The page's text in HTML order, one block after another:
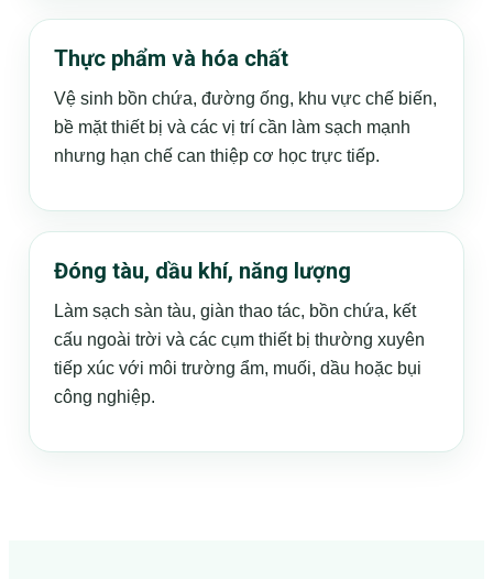
Thực phẩm và hóa chất
Vệ sinh bồn chứa, đường ống, khu vực chế biến,
bề mặt thiết bị và các vị trí cần làm sạch mạnh
nhưng hạn chế can thiệp cơ học trực tiếp.
Đóng tàu, dầu khí, năng lượng
Làm sạch sàn tàu, giàn thao tác, bồn chứa, kết
cấu ngoài trời và các cụm thiết bị thường xuyên
tiếp xúc với môi trường ẩm, muối, dầu hoặc bụi
công nghiệp.